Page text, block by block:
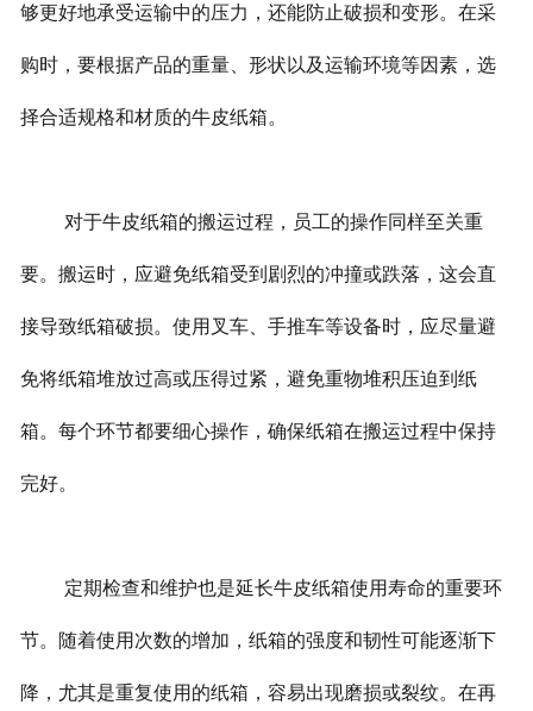
够更好地承受运输中的压力，还能防止破损和变形。在采
购时，要根据产品的重量、形状以及运输环境等因素，选
择合适规格和材质的牛皮纸箱。
对于牛皮纸箱的搬运过程，员工的操作同样至关重
要。搬运时，应避免纸箱受到剧烈的冲撞或跌落，这会直
接导致纸箱破损。使用叉车、手推车等设备时，应尽量避
免将纸箱堆放过高或压得过紧，避免重物堆积压迫到纸
箱。每个环节都要细心操作，确保纸箱在搬运过程中保持
完好。
定期检查和维护也是延长牛皮纸箱使用寿命的重要环
节。随着使用次数的增加，纸箱的强度和韧性可能逐渐下
降，尤其是重复使用的纸箱，容易出现磨损或裂纹。在再